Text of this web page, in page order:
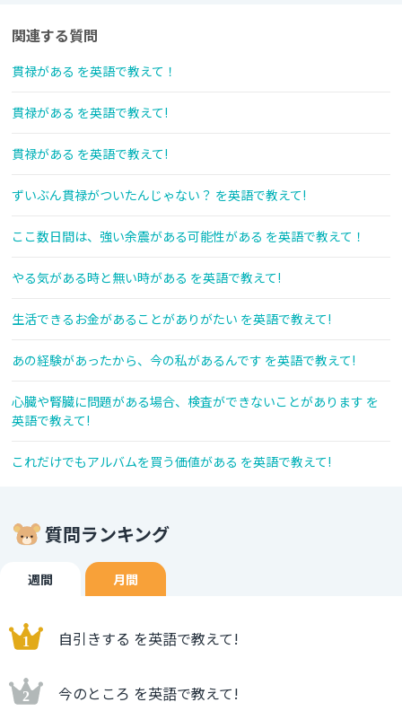
関連する質問
貫禄がある を英語で教えて！
貫禄がある を英語で教えて!
貫禄がある を英語で教えて!
ずいぶん貫禄がついたんじゃない？ を英語で教えて!
ここ数日間は、強い余震がある可能性がある を英語で教えて！
やる気がある時と無い時がある を英語で教えて!
生活できるお金があることがありがたい を英語で教えて!
あの経験があったから、今の私があるんです を英語で教えて!
心臓や腎臓に問題がある場合、検査ができないことがあります を
英語で教えて!
これだけでもアルバムを買う価値がある を英語で教えて!
質問ランキング
週間 月間
自引きする を英語で教えて!
今のところ を英語で教えて!